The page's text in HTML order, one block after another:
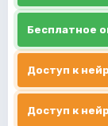
Бесплатное
Доступ к
Доступ к